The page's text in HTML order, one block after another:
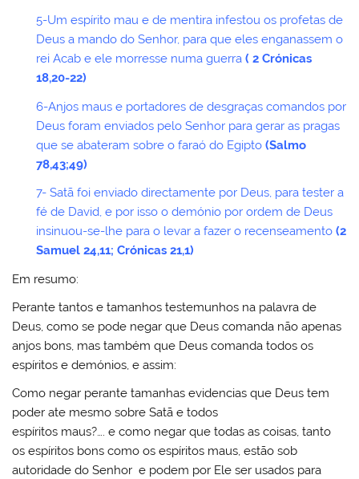
5-Um espírito mau e de mentira infestou os profetas de
Deus a mando do Senhor, para que eles enganassem o
rei Acab e ele morresse numa guerra ( 2 Crónicas
18,20-22)
6-Anjos maus e portadores de desgraças comandos por
Deus foram enviados pelo Senhor para gerar as pragas
que se abateram sobre o faraó do Egipto(Salmo
78,43;49)
7- Satã foi enviado directamente por Deus, para tester a
fé de David, e por isso o demónio por ordem de Deus
insinuou-se-lhe para o levar a fazer o recenseamento(2
Samuel 24,11; Crónicas 21,1)
Em resumo:
Perante tantos e tamanhos testemunhos na palavra de
Deus, como se pode negar que Deus comanda não apenas
anjos bons, mas também que Deus comanda todos os
espíritos e demónios, e assim:
Como negar perante tamanhas evidencias que Deus tem
poder ate mesmo sobre Satã e todos
espíritos maus?…. e como negar que todas as coisas, tanto
os espíritos bons como os espíritos maus, estão sob
autoridade do Senhor e podem por Ele ser usados para